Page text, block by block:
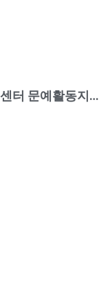
[2026.8.3.] 2026년 서라벌지역아동센터 문예활동지원사업_실내클라이밍체험활동